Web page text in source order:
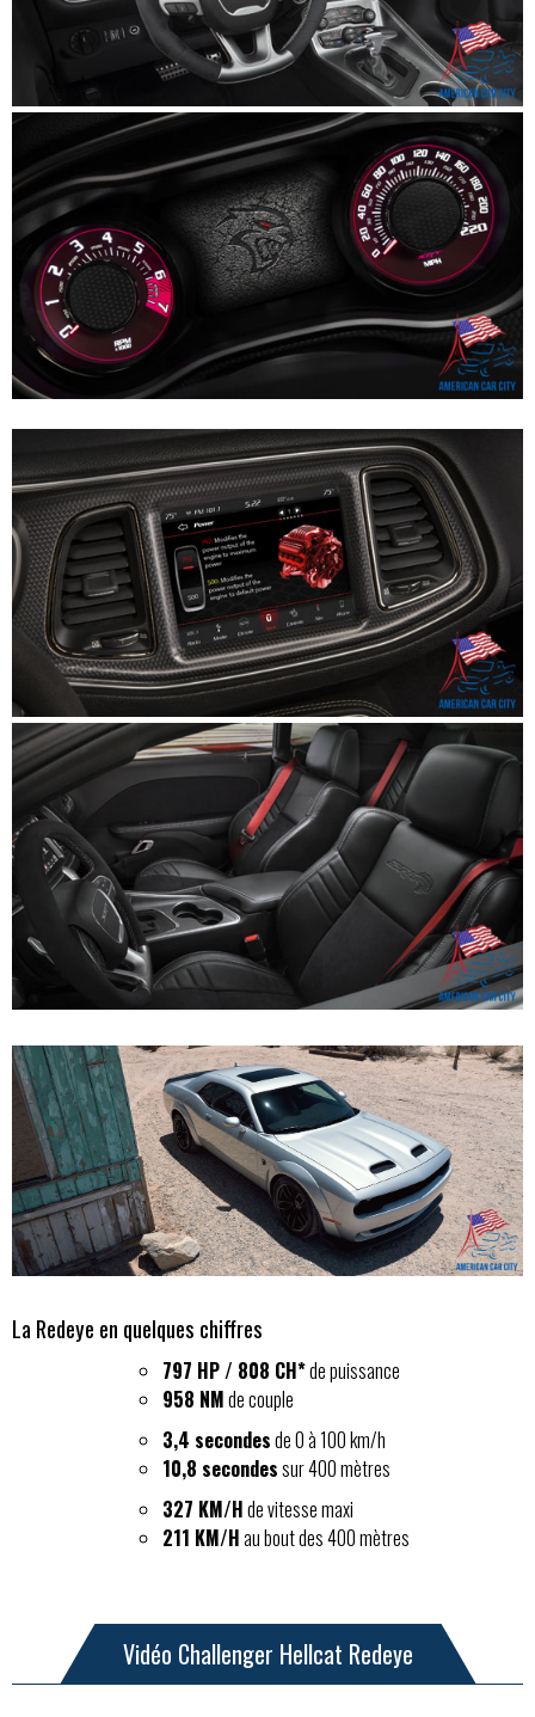
La Redeye en quelques chiffres
797 HP / 808 CH*de puissance
958 NMde couple
3,4 secondesde 0 à 100 km/h
10,8 secondessur 400 mètres
327 KM/Hde vitesse maxi
211 KM/Hau bout des 400 mètres
Vidéo Challenger Hellcat Redeye